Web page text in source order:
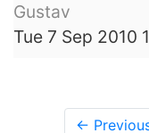
Gustav
Tue 7 Sep 2010
←